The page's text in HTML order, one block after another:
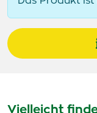
Vielleicht